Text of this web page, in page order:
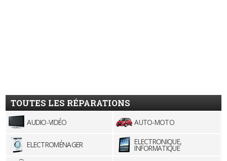
TOUTES LES RÉPARATIONS
AUDIO-VIDÉO AUTO-MOTO
ELECTROMÉNAGER ELECTRONIQUE,
INFORMATIQUE